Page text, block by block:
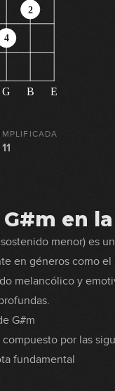
G B E
4
2
en
menor) es
en géneros como
melancólico y
G#m
por las
fundamental